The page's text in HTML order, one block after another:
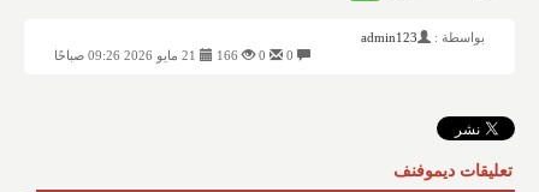
بواسطة :
admin123
166
تعليقات ديموفنف